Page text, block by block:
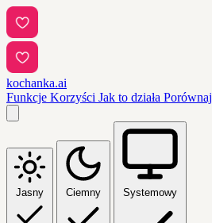
kochanka.ai
Funkcje Korzyści Jak to działa Porównaj
Jasny Ciemny Systemowy